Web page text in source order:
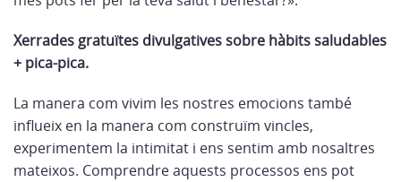
Xerrades gratuïtes divulgatives sobre hàbits saludables
+ pica-pica.
La manera com vivim les nostres emocions també
influeix en la manera com construïm vincles,
experimentem la intimitat i ens sentim amb nosaltres
mateixos. Comprendre aquests processos ens pot